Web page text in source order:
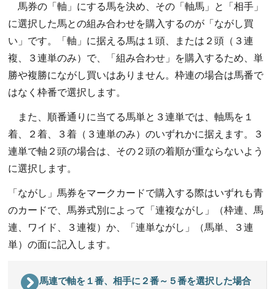
馬券の「軸」にする馬を決め、その「軸馬」と「相手」
に選択した馬との組み合わせを購入するのが「ながし買
い」です。「軸」に据える馬は１頭、または２頭（３連
複、３連単のみ）で、「組み合わせ」を購入するため、単
勝や複勝にながし買いはありません。枠連の場合は馬番で
はなく枠番で選択します。
また、順番通りに当てる馬単と３連単では、軸馬を１
着、２着、３着（３連単のみ）のいずれかに据えます。３
連単で軸２頭の場合は、その２頭の着順が重ならないよう
に選択します。
「ながし」馬券をマークカードで購入する際はいずれも青
のカードで、馬券式別によって「連複ながし」（枠連、馬
連、ワイド、３連複）か、「連単ながし」（馬単、３連
単）の面に記入します。
馬連で軸を１番、相手に２番～５番を選択した場合